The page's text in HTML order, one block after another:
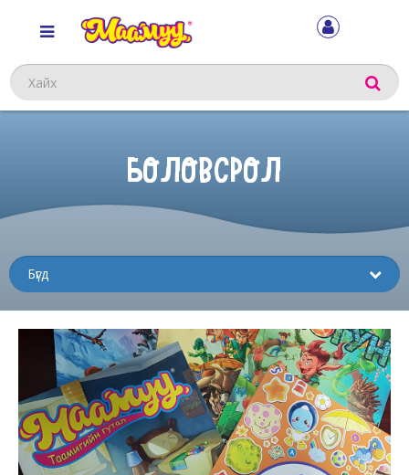
Хайх
БОЛОВСРОЛ